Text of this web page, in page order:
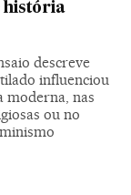
história
descreve
influenciou
moderna, nas
ou no